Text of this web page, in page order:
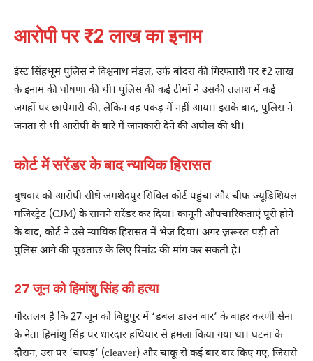
आरोपी पर ₹2 लाख का इनाम
ईस्ट सिंहभूम पुलिस ने विश्वनाथ मंडल, उर्फ ​​बोदरा की गिरफ्तारी पर ₹2 लाख
के इनाम की घोषणा की थी। पुलिस की कई टीमों ने उसकी तलाश में कई
जगहों पर छापेमारी की, लेकिन वह पकड़ में नहीं आया। इसके बाद, पुलिस ने
जनता से भी आरोपी के बारे में जानकारी देने की अपील की थी।
कोर्ट में सरेंडर के बाद न्यायिक हिरासत
बुधवार को आरोपी सीधे जमशेदपुर सिविल कोर्ट पहुंचा और चीफ ज्यूडिशियल
मजिस्ट्रेट (CJM) के सामने सरेंडर कर दिया। कानूनी औपचारिकताएं पूरी होने
के बाद, कोर्ट ने उसे न्यायिक हिरासत में भेज दिया। अगर ज़रूरत पड़ी तो
पुलिस आगे की पूछताछ के लिए रिमांड की मांग कर सकती है।
27 जून को हिमांशु सिंह की हत्या
गौरतलब है कि 27 जून को बिष्टुपुर में ‘डबल डाउन बार’ के बाहर करणी सेना
के नेता हिमांशु सिंह पर धारदार हथियार से हमला किया गया था। घटना के
दौरान, उस पर ‘चापड़’ (cleaver) और चाकू से कई बार वार किए गए, जिससे